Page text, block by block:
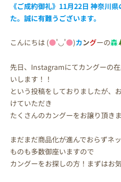
《ご成約御礼》11月22日 神奈川
た。誠に有難うございます。
こんにちは (●'◡'●)カングーの森
先日、Instagramにてカングーの
いします！！
という投稿をしておりましたが、
けていただき
たくさんのカングーをお譲り頂き
まだまだ商品化が進んでおらずネ
ものも多数御座いますので
カングーをお探しの方！まずはお